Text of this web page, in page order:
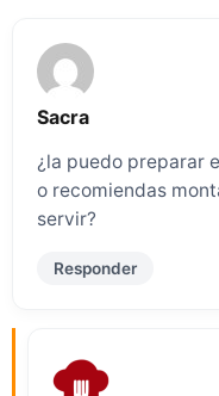
Sacra
¿la puedo preparar
o recomiendas
servir?
Responder